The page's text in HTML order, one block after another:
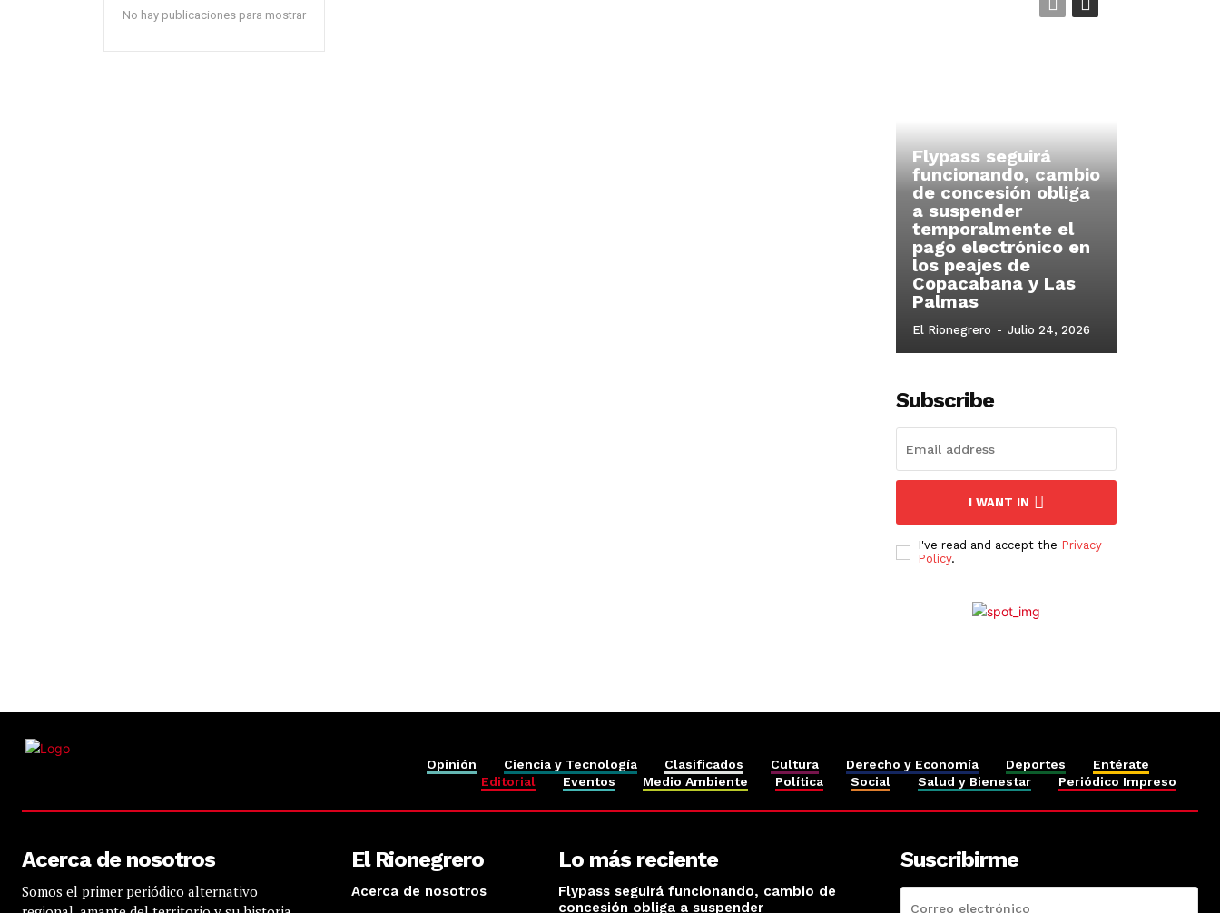
No hay publicaciones para mostrar
Flypass seguirá
funcionando, cambio
de concesión obliga
a suspender
temporalmente el
pago electrónico en
los peajes de
Copacabana y Las
Palmas
El Rionegrero - Julio 24, 2026
Subscribe
I WANT IN
I've read and accept the Privacy
Policy.
Opinión Ciencia y Tecnología Clasificados Cultura Derecho y Economía Deportes
Entérate
Editorial
Eventos Medio Ambiente Política Social Salud y Bienestar Periódico Impreso
Acerca de nosotros
Somos el primer periódico alternativo
El Rionegrero
Acerca de nosotros
Lo más reciente
Flypass seguirá funcionando, cambio de
concesión obliga a suspender
Suscribirme